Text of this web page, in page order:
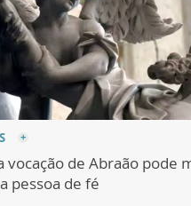
vocação de Abraão pode
pessoa de fé